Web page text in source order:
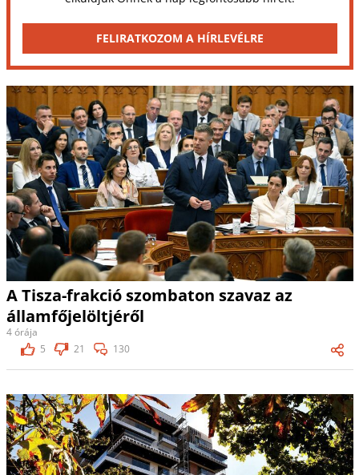
FELIRATKOZOM A HÍRLEVÉLRE
A Tisza-frakció szombaton szavaz az
államfőjelöltjéről
4 órája
5
21 130